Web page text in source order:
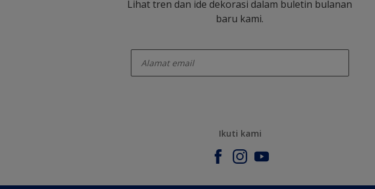
Lihat tren dan ide dekorasi dalam buletin bulanan
baru kami.
Ikuti kami